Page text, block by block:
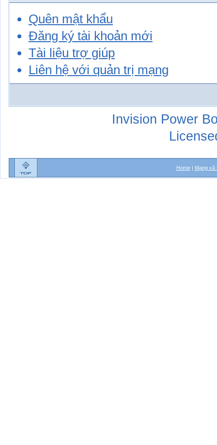
Quên mật khẩu
Đăng ký tài khoản mới
Tài liệu trợ giúp
Liên hệ với quản trị mạng
Invision Power
Home| Mạng xã